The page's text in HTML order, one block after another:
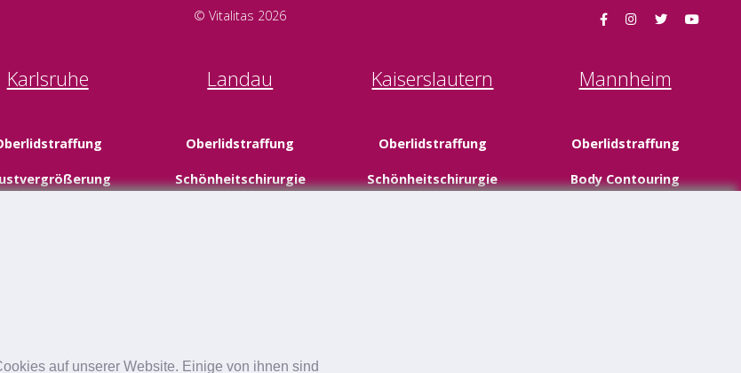
auf unserer Website. Einige von ihnen sind
© Vitalitas 2026
Karlsruhe Landau
Oberlidstraffung
Schönheitschirurgie
Kaiserslautern
Oberlidstraffung
Schönheitschirurgie
Mannheim
Oberlidstraffung
Body Contouring